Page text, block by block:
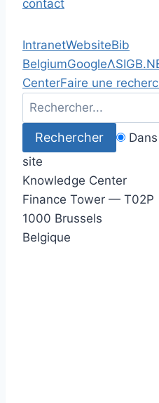
contact
IntranetWebsiteBib
BelgiumGoogleΛ
CenterFaire une
site
Knowledge Center
Finance Tower — T02P
1000 Brussels
Belgique